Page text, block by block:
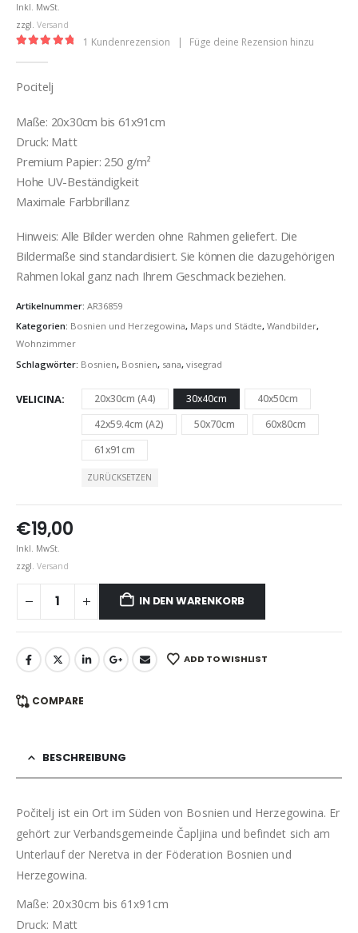
Inkl. MwSt.
zzgl. Versand
1 Kundenrezension | Füge deine Rezension hinzu
Pocitelj
Maße: 20x30cm bis 61x91cm
Druck: Matt
Premium Papier: 250 g/m²
Hohe UV-Beständigkeit
Maximale Farbbrillanz
Hinweis: Alle Bilder werden ohne Rahmen geliefert. Die
Bildermaße sind standardisiert. Sie können die dazugehörigen
Rahmen lokal ganz nach Ihrem Geschmack beziehen.
Artikelnummer: AR36859
Kategorien: Bosnien und Herzegowina, Maps und Städte, Wandbilder,
Wohnzimmer
Schlagwörter: Bosnien, Bosnien, sana, visegrad
VELICINA 20x30cm (A4) 30x40cm
40x50cm
42x59.4cm (A2)
50x70cm
60x80cm
61x91cm
ZURÜCKSETZEN
€19,00
Inkl. MwSt.
zzgl. Versand
IN DEN WARENKORB
ADD TO WISHLIST
COMPARE
BESCHREIBUNG
Počitelj ist ein Ort im Süden von Bosnien und Herzegowina. Er
gehört zur Verbandsgemeinde Čapljina und befindet sich am
Unterlauf der Neretva in der Föderation Bosnien und
Herzegowina.
Maße: 20x30cm bis 61x91cm
Druck: Matt